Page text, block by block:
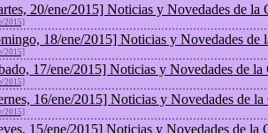
20/ene/2015] Noticias y Novedades de la
2015]
18/ene/2015] Noticias y Novedades de
2015]
17/ene/2015] Noticias y Novedades de la
2015]
16/ene/2015] Noticias y Novedades de
2015]
15/ene/2015] Noticias y Novedades de la